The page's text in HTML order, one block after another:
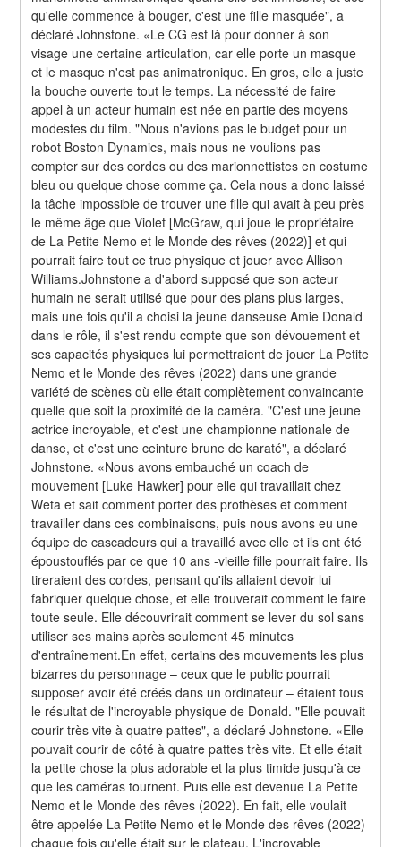
qu'elle commence à bouger, c'est une fille masquée", a
déclaré Johnstone. «Le CG est là pour donner à son
visage une certaine articulation, car elle porte un masque
et le masque n'est pas animatronique. En gros, elle a juste
la bouche ouverte tout le temps. La nécessité de faire
appel à un acteur humain est née en partie des moyens
modestes du film. "Nous n'avions pas le budget pour un
robot Boston Dynamics, mais nous ne voulions pas
compter sur des cordes ou des marionnettistes en costume
bleu ou quelque chose comme ça. Cela nous a donc laissé
la tâche impossible de trouver une fille qui avait à peu près
le même âge que Violet [McGraw, qui joue le propriétaire
de La Petite Nemo et le Monde des rêves (2022)] et qui
pourrait faire tout ce truc physique et jouer avec Allison
Williams.Johnstone a d'abord supposé que son acteur
humain ne serait utilisé que pour des plans plus larges,
mais une fois qu'il a choisi la jeune danseuse Amie Donald
dans le rôle, il s'est rendu compte que son dévouement et
ses capacités physiques lui permettraient de jouer La Petite
Nemo et le Monde des rêves (2022) dans une grande
variété de scènes où elle était complètement convaincante
quelle que soit la proximité de la caméra. "C'est une jeune
actrice incroyable, et c'est une championne nationale de
danse, et c'est une ceinture brune de karaté", a déclaré
Johnstone. «Nous avons embauché un coach de
mouvement [Luke Hawker] pour elle qui travaillait chez
Wētā et sait comment porter des prothèses et comment
travailler dans ces combinaisons, puis nous avons eu une
équipe de cascadeurs qui a travaillé avec elle et ils ont été
époustouflés par ce que 10 ans -vieille fille pourrait faire. Ils
tireraient des cordes, pensant qu'ils allaient devoir lui
fabriquer quelque chose, et elle trouverait comment le faire
toute seule. Elle découvrirait comment se lever du sol sans
utiliser ses mains après seulement 45 minutes
d'entraînement.En effet, certains des mouvements les plus
bizarres du personnage – ceux que le public pourrait
supposer avoir été créés dans un ordinateur – étaient tous
le résultat de l'incroyable physique de Donald. "Elle pouvait
courir très vite à quatre pattes", a déclaré Johnstone. «Elle
pouvait courir de côté à quatre pattes très vite. Et elle était
la petite chose la plus adorable et la plus timide jusqu'à ce
que les caméras tournent. Puis elle est devenue La Petite
Nemo et le Monde des rêves (2022). En fait, elle voulait
être appelée La Petite Nemo et le Monde des rêves (2022)
chaque fois qu'elle était sur le plateau. L'incroyable